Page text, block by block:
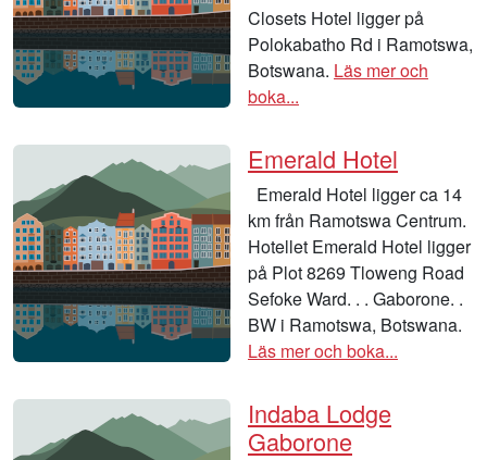
Closets Hotel ligger på
Polokabatho Rd i Ramotswa,
Botswana. Läs mer och
boka...
Emerald Hotel
Emerald Hotel ligger ca 14
km från Ramotswa Centrum.
Hotellet Emerald Hotel ligger
på Plot 8269 Tloweng Road
Sefoke Ward. . . Gaborone. .
BW i Ramotswa, Botswana.
Läs mer och boka...
Indaba Lodge
Gaborone